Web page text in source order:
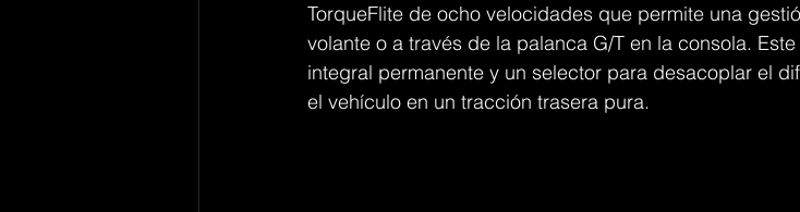
TorqueFlite de ocho velocidades que permite una
volante o a través de la palanca G/T en la consola.
integral permanente y un selector para desacoplar el
el vehículo en un tracción trasera pura.